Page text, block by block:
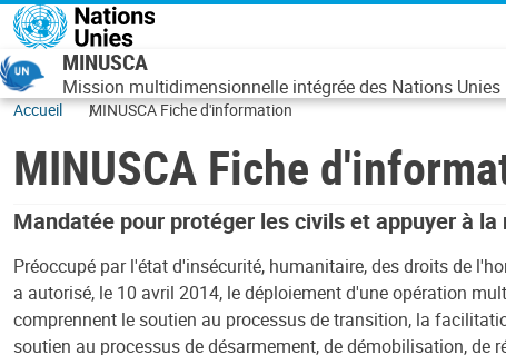
Aller au contenu principal
MINUSCA
Mission multidimensionnelle intégrée des Nations
Accueil MINUSCA Fiche d'information
MINUSCA Fiche
Mandatée pour protéger les civils et appuyer à
Préoccupé par l'état d'insécurité, humanitaire, des droits de
a autorisé, le 10 avril 2014, le déploiement d'une opération
comprennent le soutien au processus de transition, la
soutien au processus de désarmement, de démobilisation, de